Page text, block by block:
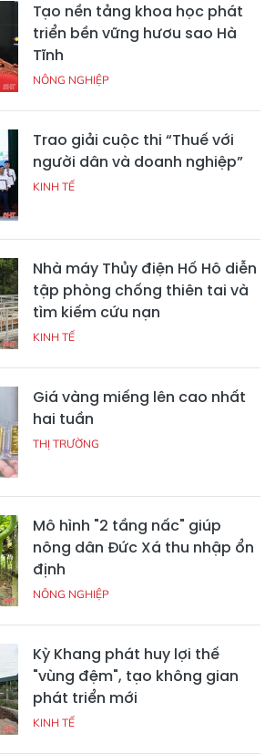
Tạo nền tảng khoa học phát
triển bền vững hươu sao Hà
Tĩnh
NÔNG NGHIỆP
Trao giải cuộc thi “Thuế với
người dân và doanh nghiệp”
KINH TẾ
Nhà máy Thủy điện Hố Hô diễn
tập phòng chống thiên tai và
tìm kiếm cứu nạn
KINH TẾ
Giá vàng miếng lên cao nhất
hai tuần
THỊ TRƯỜNG
Mô hình "2 tầng nấc" giúp
nông dân Đức Xá thu nhập ổn
định
NÔNG NGHIỆP
Kỳ Khang phát huy lợi thế
"vùng đệm", tạo không gian
phát triển mới
KINH TẾ